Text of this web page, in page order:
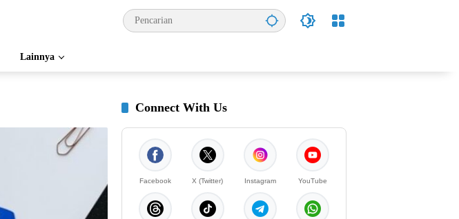
Lainnya
Connect With Us
Facebook X (Twitter) Instagram YouTube